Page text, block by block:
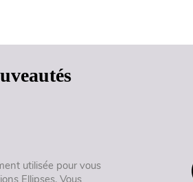
utilisée pour vous
Ellipses. Vous